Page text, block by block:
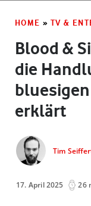
HOME » TV &
Blood &
die
erklärt
Tim
17. April 2025 26